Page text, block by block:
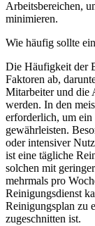
Arbeitsbereichen,
minimieren.
Wie häufig sollte
Die Häufigkeit der
Faktoren ab,
Mitarbeiter und die
werden. In den
erforderlich, um ein
gewährleisten.
oder intensiver
ist eine tägliche
solchen mit
mehrmals pro
Reinigungsdienst
Reinigungsplan zu
zugeschnitten ist.